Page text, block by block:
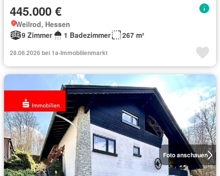
445.000 €
Weilrod, Hessen
9 Zimmer
1 Badezimmer 267 m²
28.06.2026 bei 1a-Immobilienmarkt
Foto anschauen